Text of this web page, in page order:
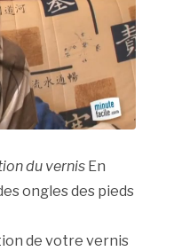
du vernis En
ongles des pieds
de votre vernis